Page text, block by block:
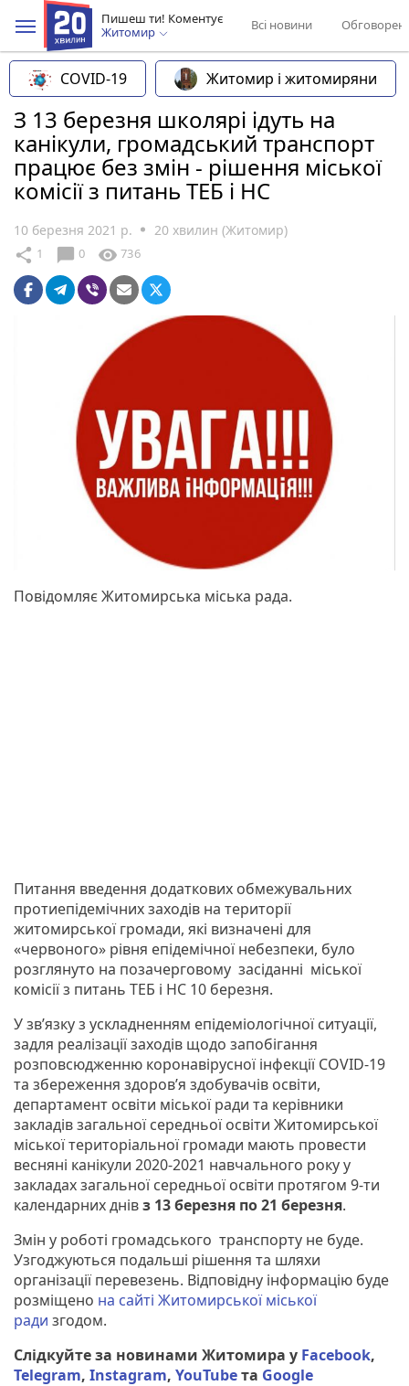
Пишеш ти! Коментує
Житомир
Всі новини
COVID-19 Житомир і житомиряни
З 13 березня школярі ідуть на
канікули, громадський транспорт
працює без змін - рішення міської
комісії з питань ТЕБ і НС
10 березня 2021 р. 20 хвилин (Житомир)
share 1 chat_bubble 0 visibility 736
Повідомляє Житомирська міська рада.
Питання введення додаткових обмежувальних
протиепідемічних заходів на території
житомирської громади, які визначені для
«червоного» рівня епідемічної небезпеки, було
розглянуто на позачерговому засіданні міської
комісії з питань ТЕБ і НС 10 березня.
У зв’язку з ускладненням епідеміологічної ситуації,
задля реалізації заходів щодо запобігання
розповсюдженню коронавірусної інфекції COVID-19
та збереження здоров’я здобувачів освіти,
департамент освіти міської ради та керівники
закладів загальної середньої освіти Житомирської
міської територіальної громади мають провести
весняні канікули 2020-2021 навчального року у
закладах загальної середньої освіти протягом 9-ти
календарних днівз 13 березня по 21 березня.
Змін у роботі громадського транспорту не буде.
Узгоджуються подальші рішення та шляхи
організації перевезень. Відповідну інформацію буде
розміщено на сайті Житомирської міської
ради згодом.
Слідкуйте за новинами Житомира у Facebook,
Telegram, Instagram, YouTubeта Google